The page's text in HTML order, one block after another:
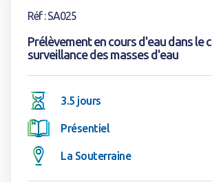
Réf : SA025
Prélèvement en cours d'eau dans le
surveillance des masses d'eau
3.5 jours
Présentiel
La Souterraine